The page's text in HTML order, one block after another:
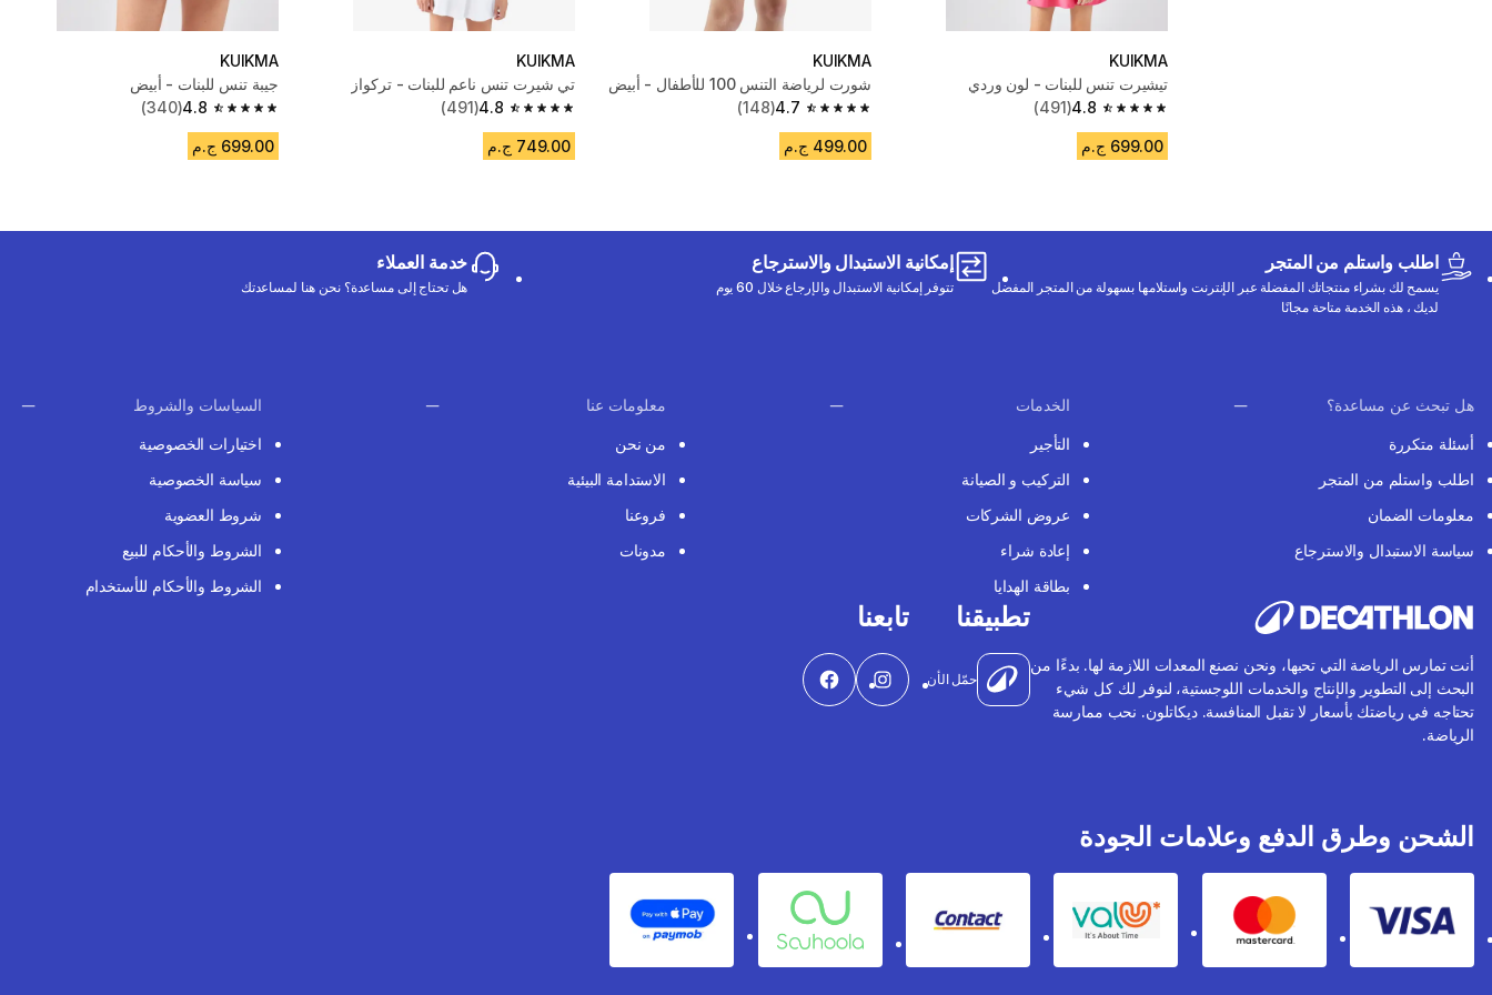
KUIKMA
تيشيرت تنس للبنات - لون وردي
4.8
4.8 out of 5 stars from 491 reviews
(491)
699.00 ج.م
KUIKMA
شورت لرياضة التنس 100 للأطفال - أبيض
4.7
4.7 out of 5 stars from 148 reviews
(148)
499.00 ج.م
KUIKMA
تي شيرت تنس ناعم للبنات - تركواز
4.8
4.8 out of 5 stars from 491 reviews
(491)
749.00 ج.م
KUIKMA
جيبة تنس للبنات - أبيض
4.8
4.8 out of 5 stars from 340 reviews
(340)
699.00 ج.م
اطلب واستلم من المتجر
يسمح لك بشراء منتجاتك المفضلة عبر الإنترنت واستلامها بسهولة من المتجر المفضل
لديك ، هذه الخدمة متاحة مجانًا
إمكانية الاستبدال والاسترجاع
تتوفر إمكانية الاستبدال والإرجاع خلال 60 يوم
خدمة العملاء
هل تحتاج إلى مساعدة؟ نحن هنا لمساعدتك
هل تبحث عن مساعدة؟
أسئلة متكررة
اطلب واستلم من المتجر
معلومات الضمان
سياسة الاستبدال والاسترجاع
الخدمات
التأجير
التركيب و الصيانة
عروض الشركات
إعادة شراء
بطاقة الهدايا
معلومات عنا
من نحن
الاستدامة البيئية
فروعنا
مدونات
السياسات والشروط
اختيارات الخصوصية
سياسة الخصوصية
شروط العضوية
الشروط والأحكام للبيع
الشروط والأحكام للأستخدام
أنت تمارس الرياضة التي تحبها، ونحن نصنع المعدات اللازمة لها. بدءًا من
البحث إلى التطوير والإنتاج والخدمات اللوجستية، لنوفر لك كل شيء
تحتاجه في رياضتك بأسعار لا تقبل المنافسة. ديكاتلون. نحب ممارسة
الرياضة.
تطبيقنا
حمّل الأن
تابعنا
الشحن وطرق الدفع وعلامات الجودة
Visa
Mastercard
Valu
Contact
Souhoola
Apple Pay